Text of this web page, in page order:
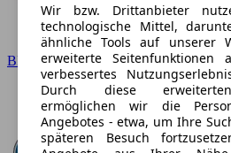
BMW
Wir bzw. Drittanbieter
technologische Mittel,
ähnliche Tools auf unserer
erweiterte Seitenfunktionen
verbessertes
Durch diese
ermöglichen wir die
Angebotes - etwa, um Ihre
späteren Besuch